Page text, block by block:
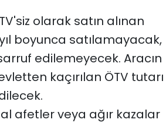
olarak satın alınan
boyunca satılamayacak,
edilemeyecek. Aracın
kaçırılan ÖTV tutarı
afetler veya ağır kazalar